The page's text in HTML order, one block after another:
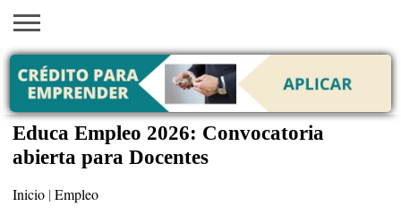
INICIO
AYUDAS
ECONÓMICAS
VACANTES
EN EEUU
SACA
TU
EMPLEOS
TRÁMITES
PRÉSTAMOS
CURSOS
HOGAR
BELLEZA
Educa Empleo 2026: Convocatoria
abierta para Docentes
Inicio | Empleo